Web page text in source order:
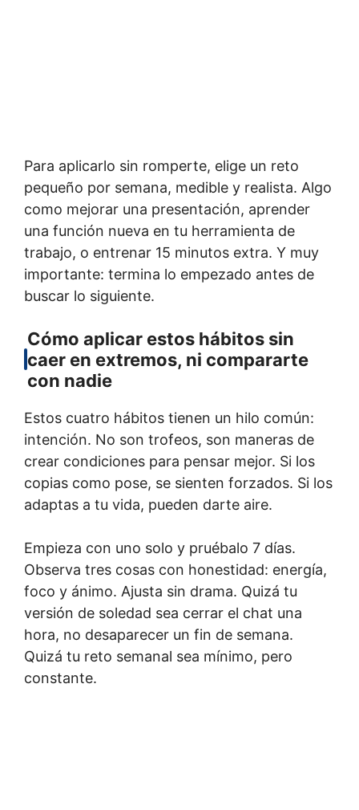
Para aplicarlo sin romperte, elige un reto
pequeño por semana, medible y realista. Algo
como mejorar una presentación, aprender
una función nueva en tu herramienta de
trabajo, o entrenar 15 minutos extra. Y muy
importante: termina lo empezado antes de
buscar lo siguiente.
Cómo aplicar estos hábitos sin
caer en extremos, ni compararte
con nadie
Estos cuatro hábitos tienen un hilo común:
intención. No son trofeos, son maneras de
crear condiciones para pensar mejor. Si los
copias como pose, se sienten forzados. Si los
adaptas a tu vida, pueden darte aire.
Empieza con uno solo y pruébalo 7 días.
Observa tres cosas con honestidad: energía,
foco y ánimo. Ajusta sin drama. Quizá tu
versión de soledad sea cerrar el chat una
hora, no desaparecer un fin de semana.
Quizá tu reto semanal sea mínimo, pero
constante.